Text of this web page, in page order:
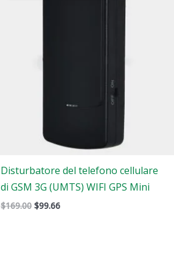
Disturbatore del telefono cellulare
di GSM 3G (UMTS) WIFI GPS Mini
$169.00 $99.66